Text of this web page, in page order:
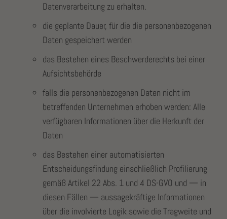
Datenverarbeitung zu erhalten.
die geplante Dauer, für die die personenbezogenen
Daten gespeichert werden
das Bestehen eines Beschwerderechts bei einer
Aufsichtsbehörde
falls die personenbezogenen Daten nicht im
betreffenden Unternehmen erhoben werden: Alle
verfügbaren Informationen über die Herkunft der
Daten
das Bestehen einer automatisierten
Entscheidungsfindung einschließlich Profilierung
gemäß Artikel 22 Abs. 1 und 4 DS-GVO und — in
diesen Fällen — aussagekräftige Informationen
über die involvierte Logik sowie die Tragweite und